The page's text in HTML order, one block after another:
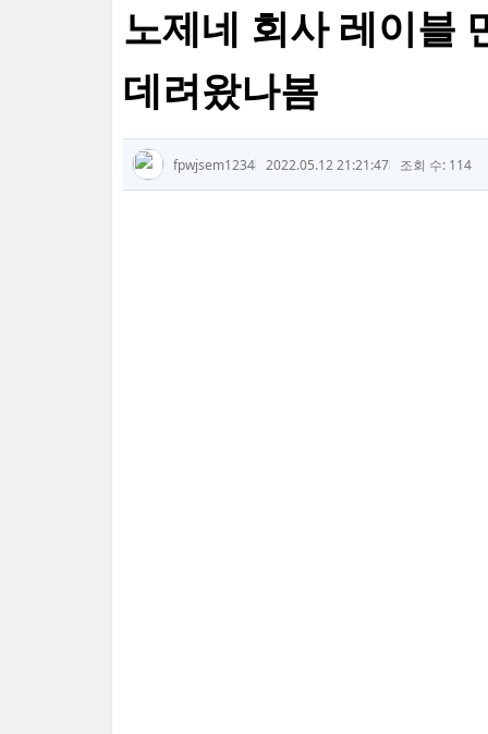
노제네 회사 레이블
데려왔나봄
fpwjsem1234 2022.05.12 21:21:47 조회 수: 114